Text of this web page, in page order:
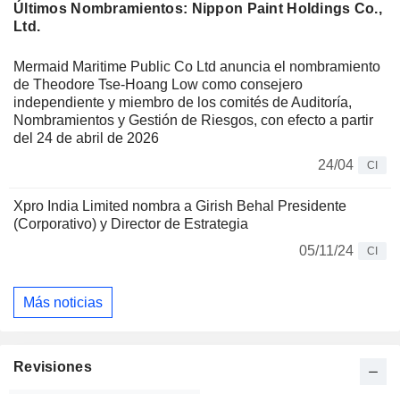
Últimos Nombramientos: Nippon Paint Holdings Co.,
Ltd.
Mermaid Maritime Public Co Ltd anuncia el nombramiento
de Theodore Tse-Hoang Low como consejero
independiente y miembro de los comités de Auditoría,
Nombramientos y Gestión de Riesgos, con efecto a partir
del 24 de abril de 2026
24/04
CI
Xpro India Limited nombra a Girish Behal Presidente
(Corporativo) y Director de Estrategia
05/11/24
CI
Más noticias
Revisiones